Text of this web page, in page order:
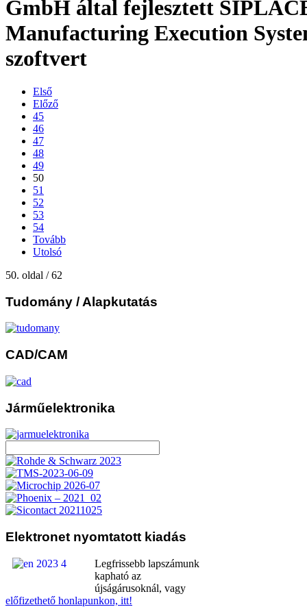
GmbH által fejlesztett
Manufacturing Execution
szoftvert
Első
Előző
45
46
47
48
49
50
51
52
53
54
Tovább
Utolsó
50. oldal / 62
Tudomány / Alapkutatás
CAD/CAM
Járműelektronika
Elektronet nyomtatott kiadás
Legfrissebb lapszámunk
kapható az
újságárusoknál, vagy
előfizethető honlapunkon, itt!